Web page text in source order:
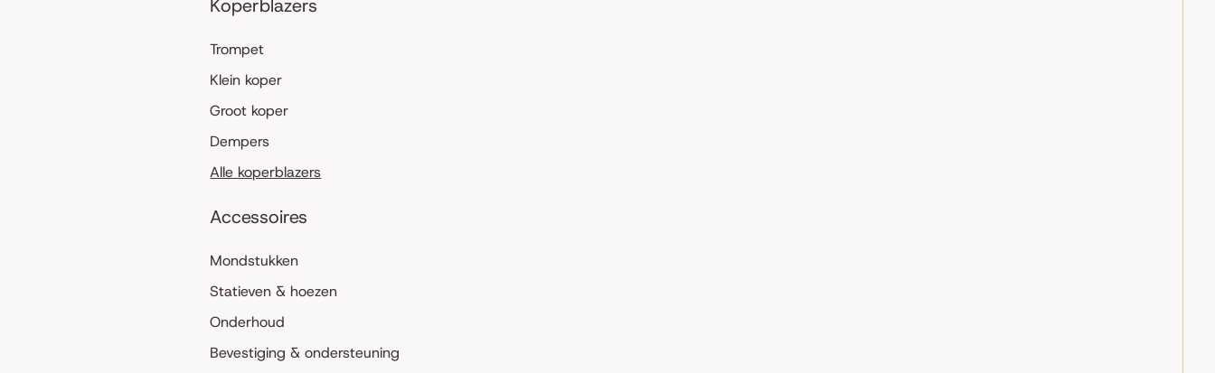
Koperblazers
Trompet
Klein koper
Groot koper
Dempers
Alle koperblazers
Accessoires
Mondstukken
Statieven & hoezen
Onderhoud
Bevestiging & ondersteuning